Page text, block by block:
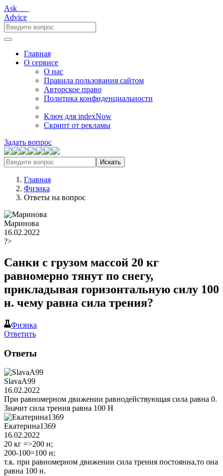
Ask___
Advice
Главная
О сервисе
О нас
Правила пользования сайтом
Авторское право
Политика конфиденциальности
Ключ для indexNow
Скрипт от рекламы
Задать вопрос
Искать
Главная
Физика
Ответы на вопрос
Маринова
16.02.2022
?>
Санки с грузом массой 20 кг
равномерно тянут по снегу,
прикладывая горизонтальную силу 100
н. чему равна сила трения?
Физика
Ответить
Ответы
SlavaA99
16.02.2022
При равномерном движении равнодействующая сила равна 0.
Значит сила трения равна 100 Н
Екатерина1369
16.02.2022
20 кг =>200 н;
200-100=100 н;
т.к. при равномерном движении сила трения постоянна,то она
равна 100 н.